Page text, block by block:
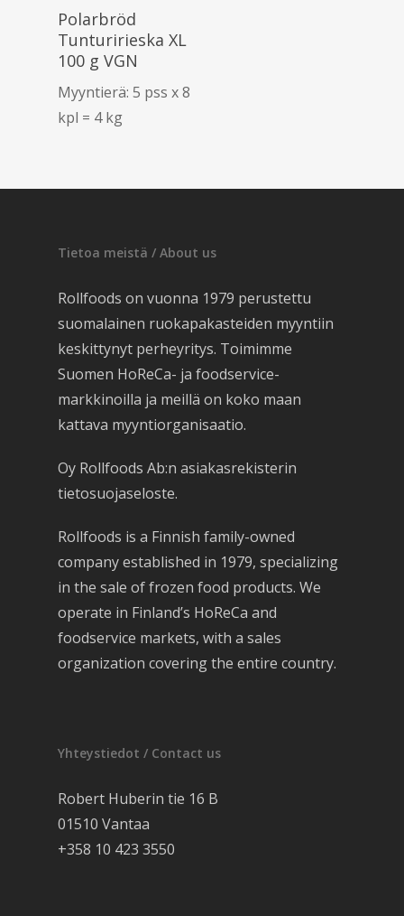
Lue Lisää
Polarbröd
Tunturirieska XL
100 g VGN
Myyntierä: 5 pss x 8
kpl = 4 kg
Tietoa meistä / About us
Rollfoods on vuonna 1979 perustettu
suomalainen ruokapakasteiden myyntiin
keskittynyt perheyritys. Toimimme
Suomen HoReCa- ja foodservice-
markkinoilla ja meillä on koko maan
kattava myyntiorganisaatio.
Oy Rollfoods Ab:n asiakasrekisterin
tietosuojaseloste.
Rollfoods is a Finnish family-owned
company established in 1979, specializing
in the sale of frozen food products. We
operate in Finland’s HoReCa and
foodservice markets, with a sales
organization covering the entire country.
Yhteystiedot / Contact us
Robert Huberin tie 16 B
01510 Vantaa
+358 10 423 3550